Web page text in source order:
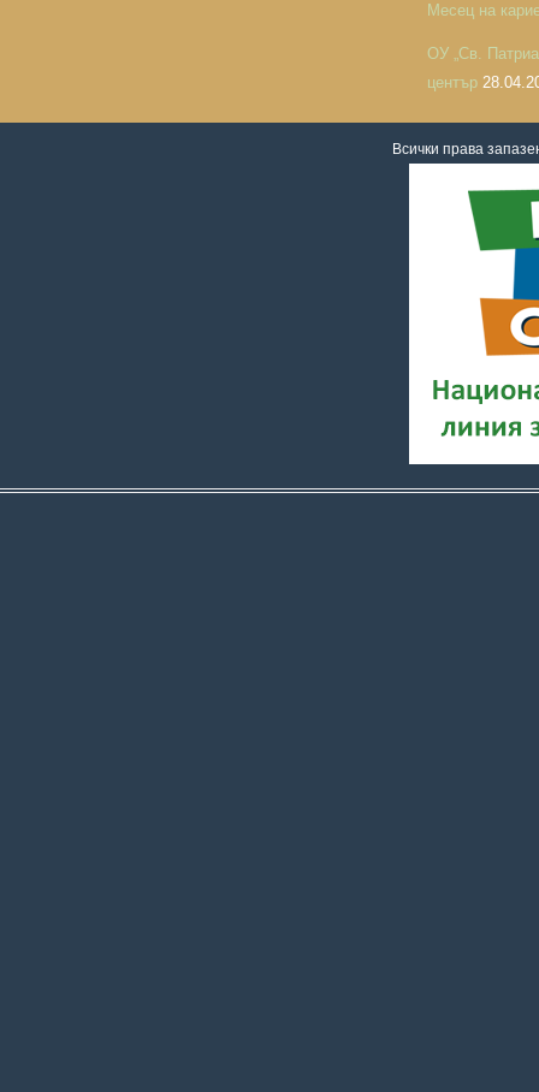
Месец на
ОУ „Св.
център
Всички права